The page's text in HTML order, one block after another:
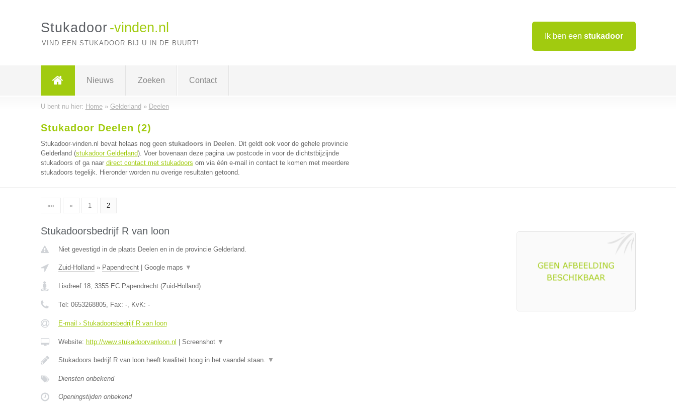
Ik ben een stukadoor
Stukadoor -vinden.nl
VIND EEN STUKADOOR BIJ U IN DE BUURT!
Nieuws Zoeken Contact
U bent nu hier: Home» Gelderland » Deelen
Stukadoor Deelen (2)
Stukadoor-vinden.nl bevat helaas nog geen stukadoors in Deelen. Dit geldt ook voor de gehele provincie
Gelderland (stukadoor Gelderland). Voer bovenaan deze pagina uw postcode in voor de dichtstbijzijnde
stukadoors of ga naar direct contact met stukadoors om via één e-mail in contact te komen met meerdere
stukadoors tegelijk. Hieronder worden nu overige resultaten getoond.
«« « 1 2
Stukadoorsbedrijf R van loon
Niet gevestigd in de plaats Deelen en in de provincie Gelderland.
Zuid-Holland » Papendrecht| Google maps ▼
Lisdreef 18, 3355 EC Papendrecht(Zuid-Holland)
Tel: 0653268805, Fax: -, KvK: -
E-mail › Stukadoorsbedrijf R van loon
Website: http://www.stukadoorvanloon.nl Screenshot ▼
Stukadoors bedrijf R van loon heeft kwaliteit hoog in het vaandel staan. ▼
Diensten onbekend
Openingstijden onbekend